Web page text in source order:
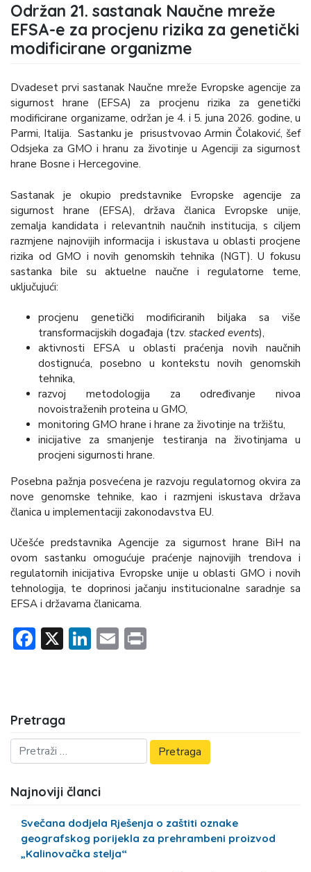
Održan 21. sastanak Naučne mreže
EFSA-e za procjenu rizika za genetički
modificirane organizme
Dvadeset prvi sastanak Naučne mreže Evropske agencije za
sigurnost hrane (EFSA) za procjenu rizika za genetički
modificirane organizame, održan je 4. i 5. juna 2026. godine, u
Parmi, Italija. Sastanku je prisustvovao Armin Čolaković, šef
Odsjeka za GMO i hranu za životinje u Agenciji za sigurnost
hrane Bosne i Hercegovine.
Sastanak je okupio predstavnike Evropske agencije za
sigurnost hrane (EFSA), država članica Evropske unije,
zemalja kandidata i relevantnih naučnih institucija, s ciljem
razmjene najnovijih informacija i iskustava u oblasti procjene
rizika od GMO i novih genomskih tehnika (NGT). U fokusu
sastanka bile su aktuelne naučne i regulatorne teme,
uključujući:
procjenu genetički modificiranih biljaka sa više
transformacijskih događaja (tzv. stacked events),
aktivnosti EFSA u oblasti praćenja novih naučnih
dostignuća, posebno u kontekstu novih genomskih
tehnika,
razvoj metodologija za određivanje nivoa
novoistraženih proteina u GMO,
monitoring GMO hrane i hrane za životinje na tržištu,
inicijative za smanjenje testiranja na životinjama u
procjeni sigurnosti hrane.
Posebna pažnja posvećena je razvoju regulatornog okvira za
nove genomske tehnike, kao i razmjeni iskustava država
članica u implementaciji zakonodavstva EU.
Učešće predstavnika Agencije za sigurnost hrane BiH na
ovom sastanku omogućuje praćenje najnovijih trendova i
regulatornih inicijativa Evropske unije u oblasti GMO i novih
tehnologija, te doprinosi jačanju institucionalne saradnje sa
EFSA i državama članicama.
Facebook
X LinkedIn
Email
Pretraga
Najnoviji članci
Svečana dodjela Rješenja o zaštiti oznake
geografskog porijekla za prehrambeni proizvod
„Kalinovačka stelja“